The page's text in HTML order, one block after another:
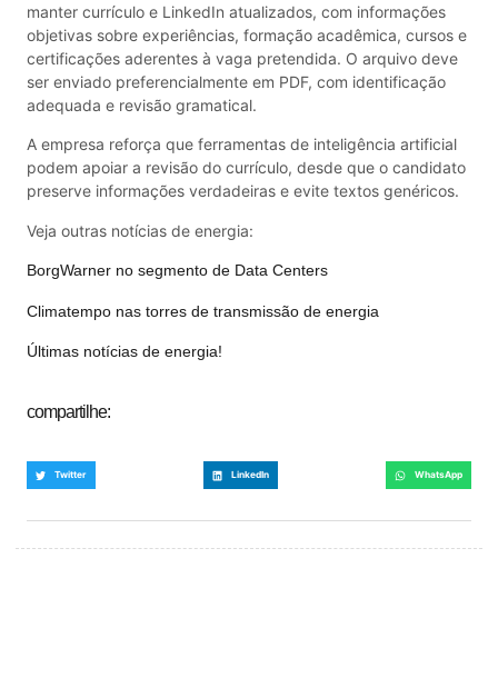
manter currículo e LinkedIn atualizados, com informações
objetivas sobre experiências, formação acadêmica, cursos e
certificações aderentes à vaga pretendida. O arquivo deve
ser enviado preferencialmente em PDF, com identificação
adequada e revisão gramatical.
A empresa reforça que ferramentas de inteligência artificial
podem apoiar a revisão do currículo, desde que o candidato
preserve informações verdadeiras e evite textos genéricos.
Veja outras notícias de energia:
BorgWarner no segmento de Data Centers
Climatempo nas torres de transmissão de energia
Últimas notícias de energia!
compartilhe:
Twitter LinkedIn WhatsApp